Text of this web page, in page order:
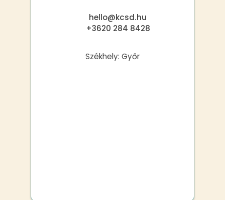
hello@kcsd.hu
+3620 284 8428
Székhely: Győr